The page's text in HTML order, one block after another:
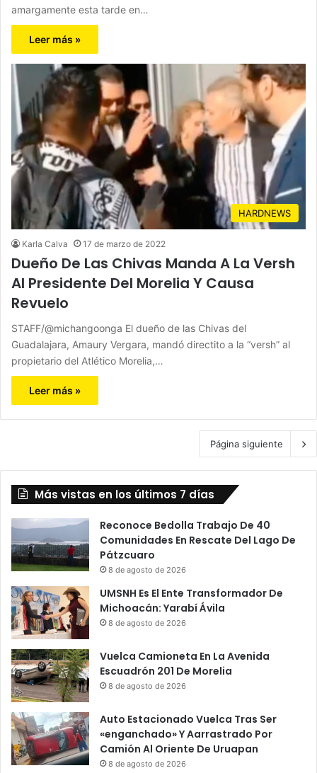
amargamente esta tarde en…
Leer más »
HARDNEWS
Karla Calva 17 de marzo de 2022
Dueño De Las Chivas Manda A La Versh
Al Presidente Del Morelia Y Causa
Revuelo
STAFF/@michangoonga El dueño de las Chivas del
Guadalajara, Amaury Vergara, mandó directito a la “versh” al
propietario del Atlético Morelia,…
Leer más »
Página siguiente
Más vistas en los últimos 7 días
Reconoce Bedolla Trabajo De 40
Comunidades En Rescate Del Lago De
Pátzcuaro
8 de agosto de 2026
UMSNH Es El Ente Transformador De
Michoacán: Yarabí Ávila
8 de agosto de 2026
Vuelca Camioneta En La Avenida
Escuadrón 201 De Morelia
8 de agosto de 2026
Auto Estacionado Vuelca Tras Ser
«enganchado» Y Aarrastrado Por
Camión Al Oriente De Uruapan
8 de agosto de 2026